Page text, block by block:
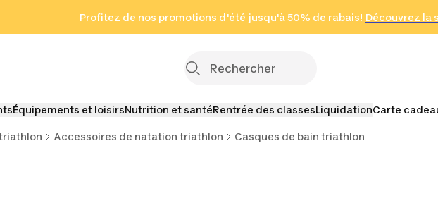
Aller au pied de page
Profitez de nos promotions d'été jusqu'à 50% de rabais! Découvrez la
Cliquez ici
en seulement 2
(Zones sélectionnées)
Équipements et loisirsNutrition et santéRentrée des classesLiquidationCarte
Accessoires de natation triathlon Casques de bain triathlon